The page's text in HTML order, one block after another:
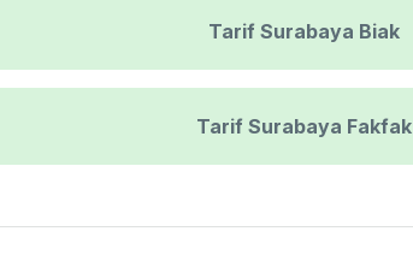
Tarif Surabaya Biak
Tarif Surabaya Fakfak